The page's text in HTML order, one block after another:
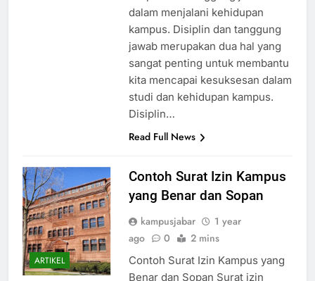
disiplin dan tanggung jawab
dalam menjalani kehidupan
kampus. Disiplin dan tanggung
jawab merupakan dua hal yang
sangat penting untuk membantu
kita mencapai kesuksesan dalam
studi dan kehidupan kampus.
ARTIKEL
Contoh Surat Izin Kampus
yang Benar dan Sopan
kampusjabar
1 year
Contoh Surat Izin Kampus yang